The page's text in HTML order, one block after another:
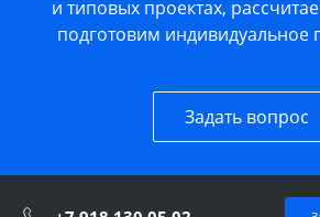
и типовых проектах,
подготовим индивидуальное
Задать вопрос